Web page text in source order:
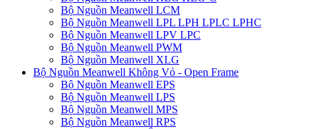
Bộ Nguồn Meanwell LCM
Bộ Nguồn Meanwell LPL LPH LPLC LPHC
Bộ Nguồn Meanwell LPV LPC
Bộ Nguồn Meanwell PWM
Bộ Nguồn Meanwell XLG
Bộ Nguồn Meanwell Không Vỏ - Open Frame
Bộ Nguồn Meanwell EPS
Bộ Nguồn Meanwell LPS
Bộ Nguồn Meanwell MPS
Bộ Nguồn Meanwell RPS